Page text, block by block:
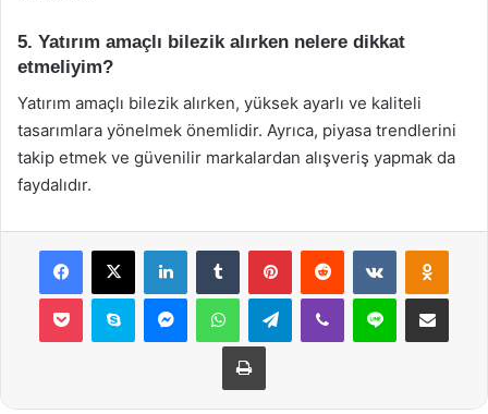
5. Yatırım amaçlı bilezik alırken nelere dikkat
etmeliyim?
Yatırım amaçlı bilezik alırken, yüksek ayarlı ve kaliteli
tasarımlara yönelmek önemlidir. Ayrıca, piyasa trendlerini
takip etmek ve güvenilir markalardan alışveriş yapmak da
faydalıdır.
Facebook
X LinkedInTumblr PinterestReddit VKontakte
Pocket Skype MessengerWhatsAppTelegramViber Line E-Posta ile
Yazdır